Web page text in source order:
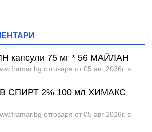
капсули 75 мг * 56 МАЙЛАН
отговаря от 05 авг 2026г. в
СПИРТ 2% 100 мл ХИМАКС
отговаря от 05 авг 2026г. в